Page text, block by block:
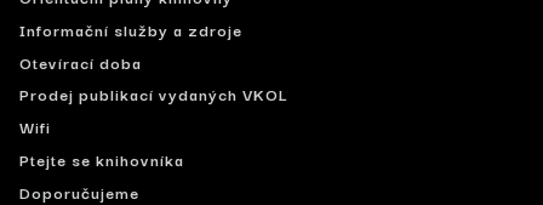
Informační služby a zdroje
Otevírací doba
Prodej publikací vydaných VKOL
Wifi
Ptejte se knihovníka
Doporučujeme